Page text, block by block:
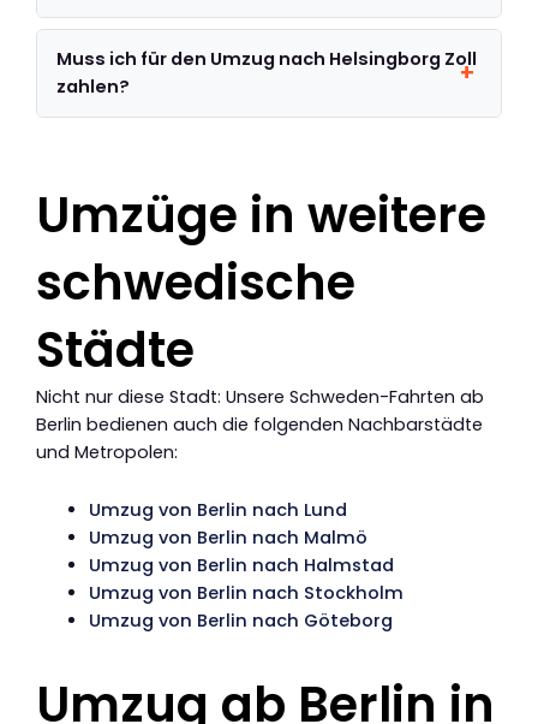
Muss ich für den Umzug nach Helsingborg Zoll
zahlen?
Umzüge in weitere
schwedische
Städte
Nicht nur diese Stadt: Unsere Schweden-Fahrten ab
Berlin bedienen auch die folgenden Nachbarstädte
und Metropolen:
Umzug von Berlin nach Lund
Umzug von Berlin nach Malmö
Umzug von Berlin nach Halmstad
Umzug von Berlin nach Stockholm
Umzug von Berlin nach Göteborg
Umzug ab Berlin in